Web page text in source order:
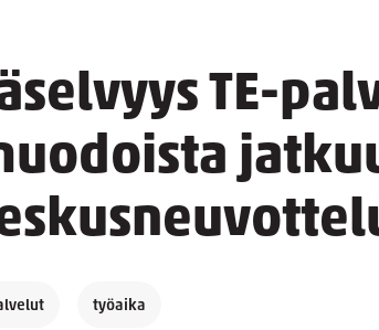
TE-
jatkuu
työaika